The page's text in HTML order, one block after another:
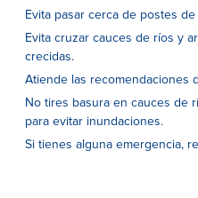
Evita pasar cerca de postes
Evita cruzar cauces de ríos y
crecidas.
Atiende las recomendaciones
No tires basura en cauces de
para evitar inundaciones.
Si tienes alguna emergencia,